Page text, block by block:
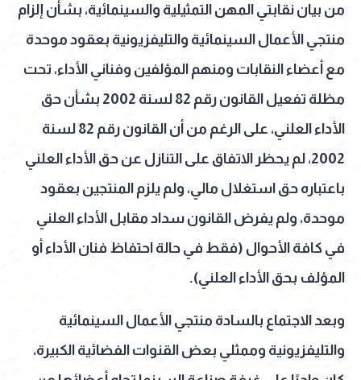
من بيان نقابتي المهن التمثيلية والسينمائية، بشأن إلزام
منتجي الأعمال السينمائية والتليفزيونية بعقود موحدة
مع أعضاء النقابات ومنهم المؤلفين وفناني الأداء، تحت
مظلة تفعيل القانون رقم 82 لسنة 2002 بشأن حق
الأداء العلني، على الرغم من أن القانون رقم 82 لسنة
2002، لم يحظر الاتفاق على التنازل عن حق الأداء العلني
باعتباره حق استغلال مالي، ولم يلزم المنتجين بعقود
موحدة، ولم يفرض القانون سداد مقابل الأداء العلني
في كافة الأحوال (فقط في حالة احتفاظ فنان الأداء أو
المؤلف بحق الأداء العلني).
وبعد الاجتماع بالسادة منتجي الأعمال السينمائية
والتليفزيونية وممثلي بعض القنوات الفضائية الكبيرة،